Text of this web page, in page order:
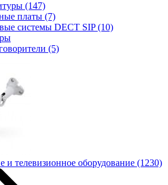
(147)
платы (7)
системы DECT SIP(10)
(5)
и телевизионное оборудование (1230)